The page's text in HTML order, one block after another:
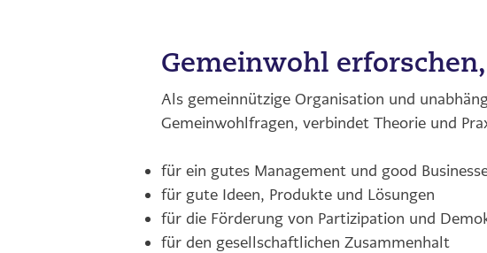
Gemeinwohl
Als gemeinnützige Organisation und
Gemeinwohlfragen, verbindet Theorie und
für ein gutes Management und good
für gute Ideen, Produkte und Lösungen
für die Förderung von Partizipation und
für den gesellschaftlichen Zusammenhalt